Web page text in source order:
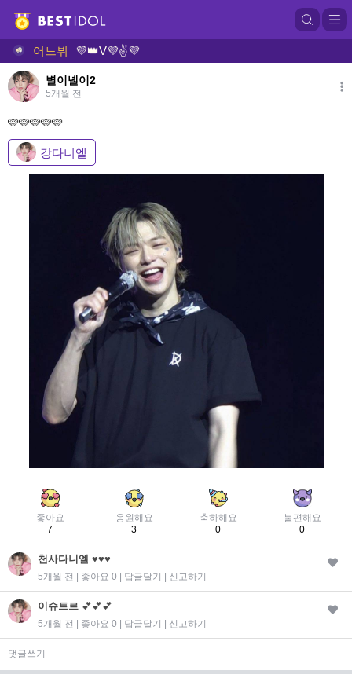
어느뷔 💜👑V💜✌💜
별이녤이2
5개월 전
🩷🩷🩷🩷🩷
강다니엘
좋아요
7
응원해요
3
축하해요
0
불편해요
0
천사다니엘 ♥️♥️♥️
5개월 전 | 좋아요 0 | 답글달기 신고하기
이슈트르 💕💕💕
5개월 전 | 좋아요 0 | 답글달기 신고하기
댓글쓰기